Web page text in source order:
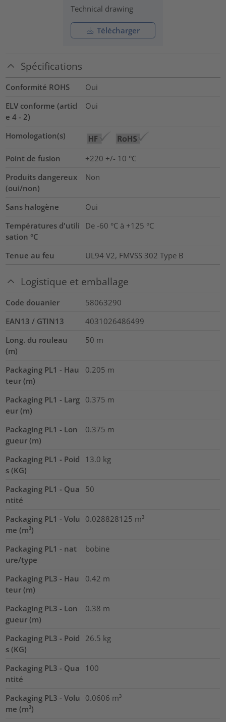
Technical drawing
Télécharger
Spécifications
Conformité ROHS
Oui
ELV conforme (articl
e 4 - 2)
Oui
Homologation(s)
Point de fusion
+220 +/- 10 °C
Produits dangereux
(oui/non)
Non
Sans halogène
Oui
Températures d'utili
sation °C
De -60 °C à +125 °C
Tenue au feu UL94 V2, FMVSS 302 Type B
Logistique et emballage
Code douanier
58063290
EAN13 / GTIN13
4031026486499
Long. du rouleau
(m)
50 m
Packaging PL1 - Hau
teur (m)
0.205 m
Packaging PL1 - Larg
eur (m)
0.375 m
Packaging PL1 - Lon
gueur (m)
0.375 m
Packaging PL1 - Poid
s (KG)
13.0 kg
Packaging PL1 - Qua
ntité
50
Packaging PL1 - Volu
me (m³)
0.028828125 m³
Packaging PL1 - nat
ure/type
bobine
Packaging PL3 - Hau
teur (m)
0.42 m
Packaging PL3 - Lon
gueur (m)
0.38 m
Packaging PL3 - Poid
s (KG)
26.5 kg
Packaging PL3 - Qua
ntité
100
Packaging PL3 - Volu
me (m³)
0.0606 m³